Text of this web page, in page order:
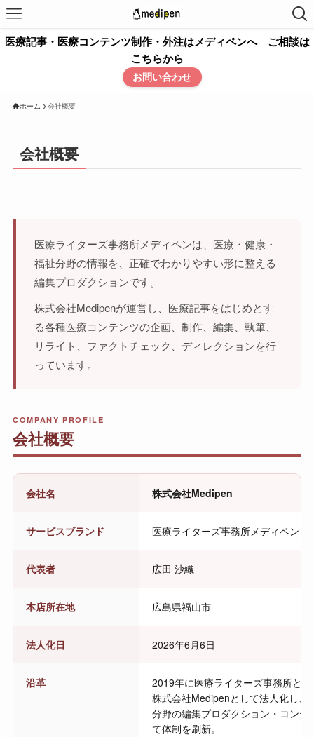
医療記事・医療コンテンツ制作・外注はメディペンへ ご相談は
こちらから
お問い合わせ
ホーム 会社概要
会社概要
医療ライターズ事務所メディペンは、医療・健康・
福祉分野の情報を、正確でわかりやすい形に整える
編集プロダクションです。
株式会社Medipenが運営し、医療記事をはじめとす
る各種医療コンテンツの企画、制作、編集、執筆、
リライト、ファクトチェック、ディレクションを行
っています。
COMPANY PROFILE
会社概要
会社名 株式会社Medipen
サービスブランド 医療ライターズ事務所メディペン
代表者 広田 沙織
本店所在地 広島県福山市
法人化日 2026年6月6日
沿革
2019年に医療ライターズ事務所と
株式会社Medipenとして法人化し、
分野の編集プロダクション・コンテ
て体制を刷新。